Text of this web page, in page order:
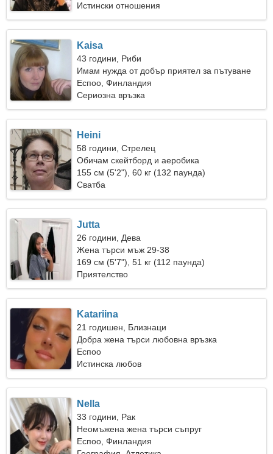
Истински отношения
Kaisa
43 години, Риби
Имам нужда от добър приятел за пътуване
Еспоо, Финландия
Сериозна връзка
Heini
58 години, Стрелец
Обичам скейтборд и аеробика
155 см (5'2"), 60 кг (132 паунда)
Сватба
Jutta
26 години, Дева
Жена търси мъж 29-38
169 см (5'7"), 51 кг (112 паунда)
Приятелство
Katariina
21 годишен, Близнаци
Добра жена търси любовна връзка
Еспоо
Истинска любов
Nella
33 години, Рак
Неомъжена жена търси съпруг
Еспоо, Финландия